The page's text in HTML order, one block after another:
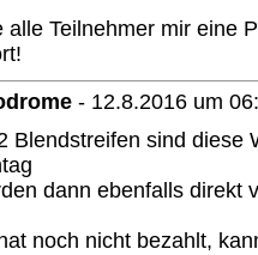
alle Teilnehmer mir eine
- 12.8.2016 um
Blendstreifen sind diese
dann ebenfalls direkt
noch nicht bezahlt,